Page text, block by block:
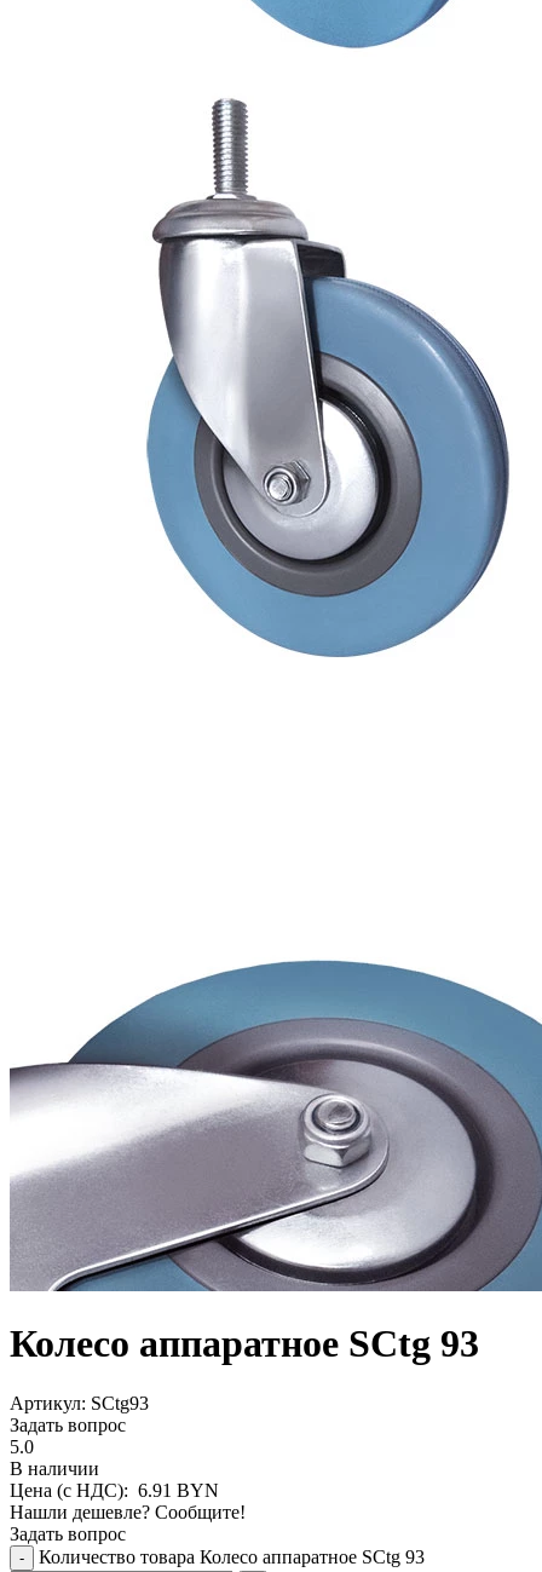
Колесо аппаратное SCtg 93
Aртикул: SCtg93
Задать вопрос
5.0
В наличии
Цена (с НДС): 6.91 BYN
Нашли дешевле? Сообщите!
Задать вопрос
- Количество товара Колесо аппаратное SCtg 93